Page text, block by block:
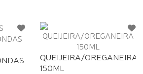
QUEIJEIRA/OREGANEIRA
150ML